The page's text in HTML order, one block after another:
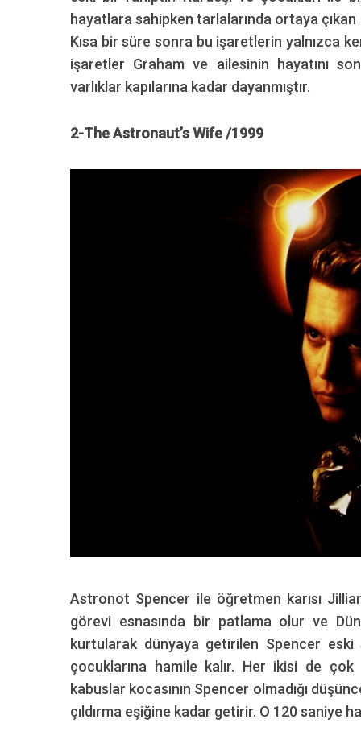
hayatlara sahipken tarlalarında ortaya
Kısa bir süre sonra bu işaretlerin yalnızca
işaretler Graham ve ailesinin hayatını
varlıklar kapılarına kadar dayanmıştır.
2-The Astronaut’s Wife /1999
Astronot Spencer ile öğretmen karısı
görevi esnasında bir patlama olur ve
kurtularak dünyaya getirilen Spencer eski
çocuklarına hamile kalır. Her ikisi de
kabuslar kocasının Spencer olmadığı
çıldırma eşiğine kadar getirir. O 120 saniye